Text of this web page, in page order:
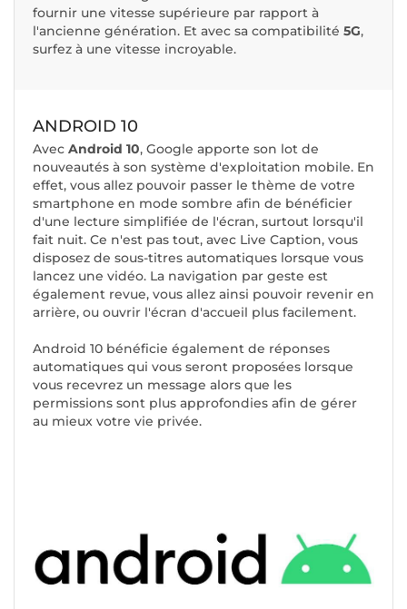
fournir une vitesse supérieure par rapport à
l'ancienne génération. Et avec sa compatibilité 5G,
surfez à une vitesse incroyable.
ANDROID 10
Avec Android 10, Google apporte son lot de
nouveautés à son système d'exploitation mobile. En
effet, vous allez pouvoir passer le thème de votre
smartphone en mode sombre afin de bénéficier
d'une lecture simplifiée de l'écran, surtout lorsqu'il
fait nuit. Ce n'est pas tout, avec Live Caption, vous
disposez de sous-titres automatiques lorsque vous
lancez une vidéo. La navigation par geste est
également revue, vous allez ainsi pouvoir revenir en
arrière, ou ouvrir l'écran d'accueil plus facilement.
Android 10 bénéficie également de réponses
automatiques qui vous seront proposées lorsque
vous recevrez un message alors que les
permissions sont plus approfondies afin de gérer
au mieux votre vie privée.